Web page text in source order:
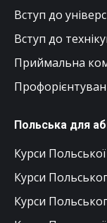
Вступ до
Вступ до
Приймальна
Польська для
Курси
Курси
Курси